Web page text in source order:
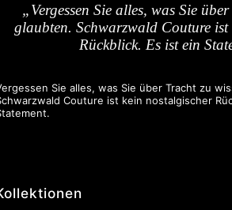
„Vergessen Sie alles, was Sie
glaubten. Schwarzwald Couture
Rückblick. Es ist ein
Sie alles, was Sie über Tracht zu
Couture ist kein nostalgischer